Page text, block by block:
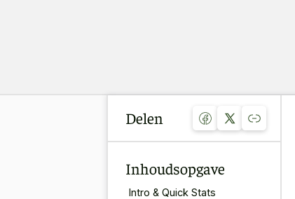
Delen
Inhoudsopgave
Intro & Quick Stats